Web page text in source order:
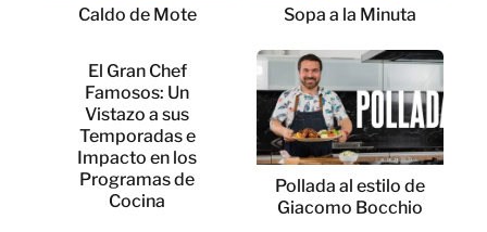
Caldo de Mote Sopa a la Minuta
El Gran Chef
Famosos: Un
Vistazo a sus
Temporadas e
Impacto en los
Programas de
Cocina
Pollada al estilo de
Giacomo Bocchio